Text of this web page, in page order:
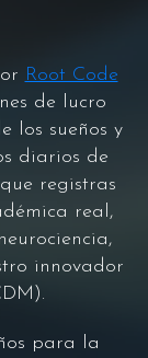
Root Code
de lucro
los sueños y
diarios de
registras
real,
innovador
para la